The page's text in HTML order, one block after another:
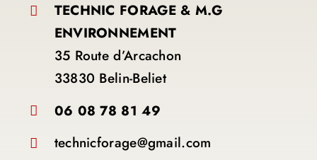
TECHNIC FORAGE & M.G
ENVIRONNEMENT
35 Route d’Arcachon
33830 Belin-Beliet
06 08 78 81 49
technicforage@gmail.com